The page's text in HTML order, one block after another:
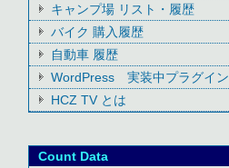
キャンプ場 リスト・履歴
バイク 購入履歴
自動車 履歴
WordPress 実装中プラグイン
HCZ TV とは
Count Data